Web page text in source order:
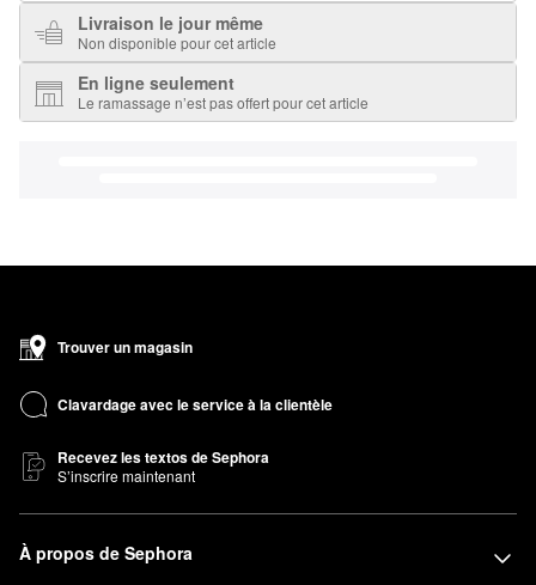
Livraison le jour même
Non disponible pour cet article
En ligne seulement
Le ramassage n’est pas offert pour cet article
Trouver un magasin
Clavardage avec le service à la clientèle
Recevez les textos de Sephora
S’inscrire maintenant
À propos de Sephora